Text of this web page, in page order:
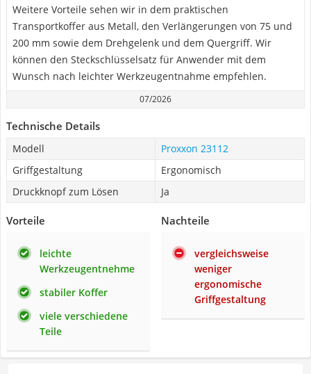
Weitere Vorteile sehen wir in dem praktischen
Transportkoffer aus Metall, den Verlängerungen von 75 und
200 mm sowie dem Drehgelenk und dem Quergriff. Wir
können den Steckschlüsselsatz für Anwender mit dem
Wunsch nach leichter Werkzeugentnahme empfehlen.
07/2026
Technische Details
Modell
Proxxon 23112
Griffgestaltung
Ergonomisch
Druckknopf zum Lösen
Ja
Vorteile
leichte
Werkzeugentnehme
stabiler Koffer
viele verschiedene
Teile
Nachteile
vergleichsweise
weniger
ergonomische
Griffgestaltung